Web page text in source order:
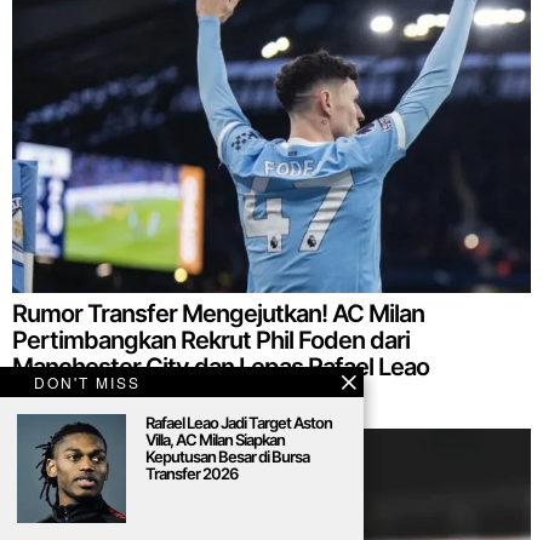
Rumor Transfer Mengejutkan! AC Milan
Pertimbangkan Rekrut Phil Foden dari
Manchester City dan Lepas Rafael Leao
DON'T MISS
Rafael Leao Jadi Target Aston
Villa, AC Milan Siapkan
Keputusan Besar di Bursa
Transfer 2026